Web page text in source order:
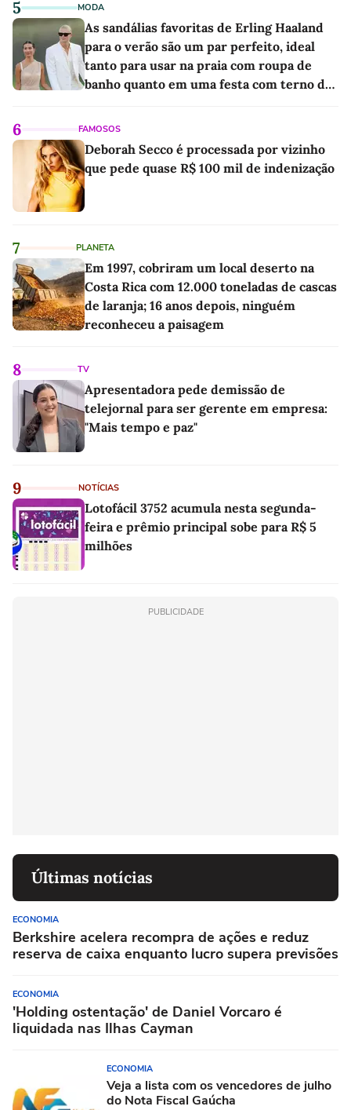
5 MODA
As sandálias favoritas de Erling Haaland
para o verão são um par perfeito, ideal
tanto para usar na praia com roupa de
banho quanto em uma festa com terno de
6 FAMOSOS
Deborah Secco é processada por vizinho
que pede quase R$ 100 mil de indenização
7 PLANETA
Em 1997, cobriram um local deserto na
Costa Rica com 12.000 toneladas de cascas
de laranja; 16 anos depois, ninguém
reconheceu a paisagem
8 TV
Apresentadora pede demissão de
telejornal para ser gerente em empresa:
"Mais tempo e paz"
9 NOTÍCIAS
Lotofácil 3752 acumula nesta segunda-
feira e prêmio principal sobe para R$ 5
milhões
PUBLICIDADE
Últimas notícias
ECONOMIA
Berkshire acelera recompra de ações e reduz
reserva de caixa enquanto lucro supera previsões
ECONOMIA
'Holding ostentação' de Daniel Vorcaro é
liquidada nas Ilhas Cayman
ECONOMIA
Veja a lista com os vencedores de julho
do Nota Fiscal Gaúcha